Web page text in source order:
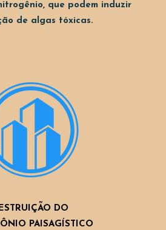
que podem induzir
de algas tóxicas.
DO
PAISAGÍSTICO